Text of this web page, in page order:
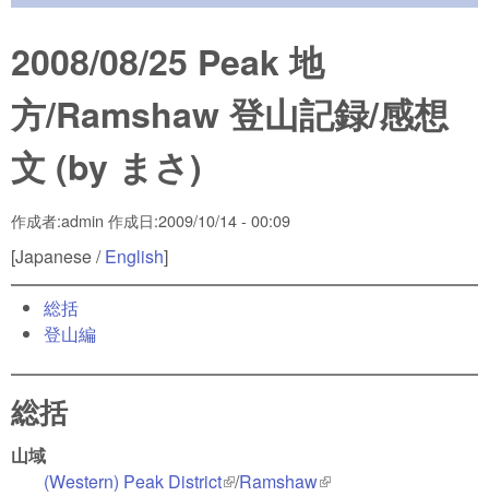
2008/08/25 Peak 地
方/Ramshaw 登山記録/感想
文 (by まさ)
作成者:admin 作成日:2009/10/14 - 00:09
[Japanese /English]
総括
登山編
総括
山域
(Western) Peak District(link is external)
/Ramshaw(link is external)